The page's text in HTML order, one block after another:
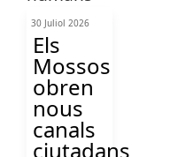
30 Juliol 2026
Els
Mossos
obren
nous
canals
ciutadans